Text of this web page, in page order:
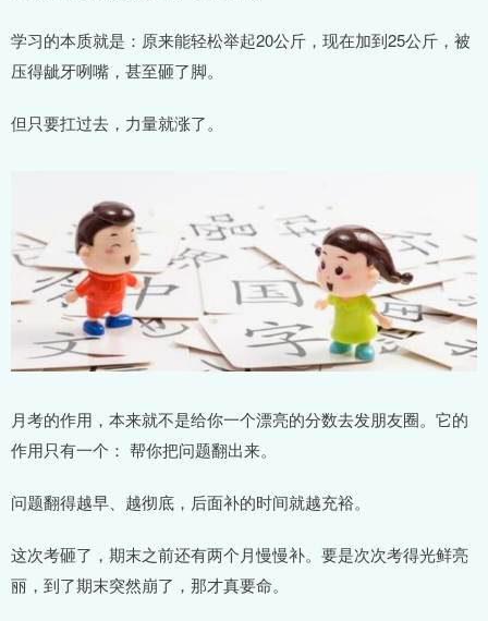
学习的本质就是：原来能轻松举起20公斤，现在加到25公斤，被
压得龇牙咧嘴，甚至砸了脚。
但只要扛过去，力量就涨了。
月考的作用，本来就不是给你一个漂亮的分数去发朋友圈。它的
作用只有一个： 帮你把问题翻出来。
问题翻得越早、越彻底，后面补的时间就越充裕。
这次考砸了，期末之前还有两个月慢慢补。要是次次考得光鲜亮
丽，到了期末突然崩了，那才真要命。